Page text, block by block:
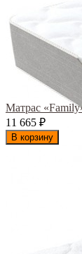
Матрас
11 665 ₽
В корзину